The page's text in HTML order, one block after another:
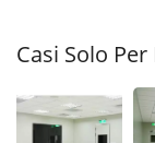
Casi Solo